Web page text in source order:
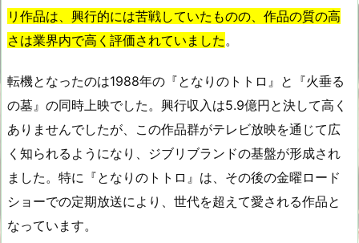
リ作品は、興行的には苦戦していたものの、作品の質の高
さは業界内で高く評価されていました。
転機となったのは1988年の『となりのトトロ』と『火垂る
の墓』の同時上映でした。興行収入は5.9億円と決して高く
ありませんでしたが、この作品群がテレビ放映を通じて広
く知られるようになり、ジブリブランドの基盤が形成され
ました。特に『となりのトトロ』は、その後の金曜ロード
ショーでの定期放送により、世代を超えて愛される作品と
なっています。